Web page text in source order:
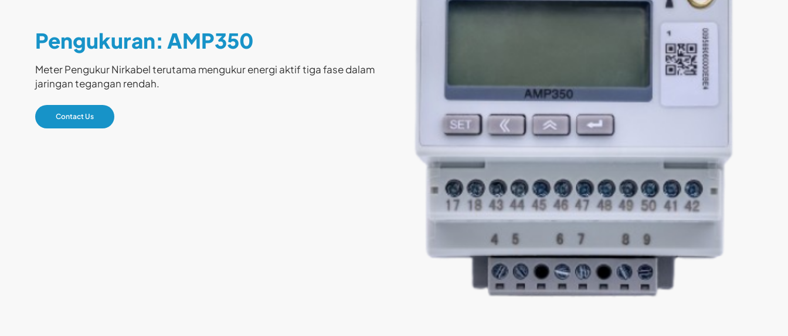
Pengukuran: AMP350
Meter Pengukur Nirkabel terutama mengukur energi aktif tiga fase dalam
jaringan tegangan rendah.
Contact Us